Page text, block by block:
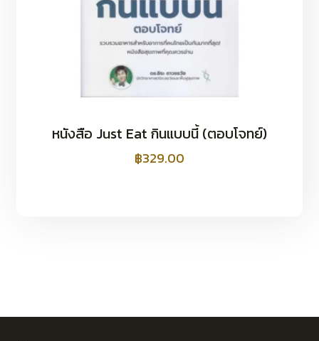
หนังสือ Just Eat กินแบบนี้ (ตอบโจทย์)
฿329.00